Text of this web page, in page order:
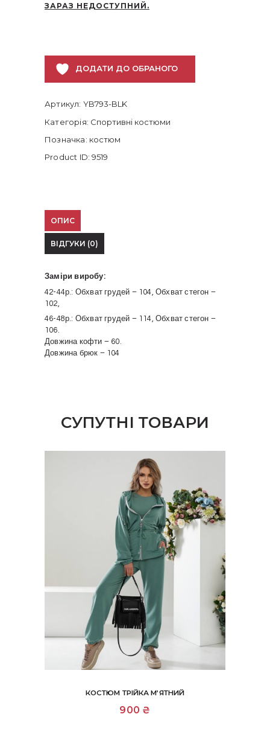
ЗАРАЗ НЕДОСТУПНИЙ.
ДОДАТИ ДО ОБРАНОГО
Артикул: YB793-BLK
Категорія: Спортивні костюми
Позначка: костюм
Product ID:9519
ОПИС
ВІДГУКИ (0)
Заміри виробу:
42-44р.: Обхват грудей – 104, Обхват стегон –
102,
46-48р.: Обхват грудей – 114, Обхват стегон –
106.
Довжина кофти – 60.
Довжина брюк – 104
СУПУТНІ ТОВАРИ
КОСТЮМ ТРІЙКА М’ЯТНИЙ
900 ₴